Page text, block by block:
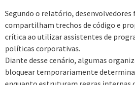
Segundo o relatório,
compartilham trechos de código e
crítica ao utilizar assistentes de
políticas corporativas.
Diante desse cenário, algumas
bloquear temporariamente